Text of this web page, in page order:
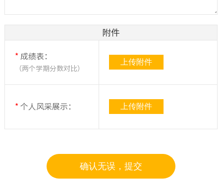
附件
*成绩表：
（两个学期分数对比）
上传附件
*个人风采展示： 上传附件